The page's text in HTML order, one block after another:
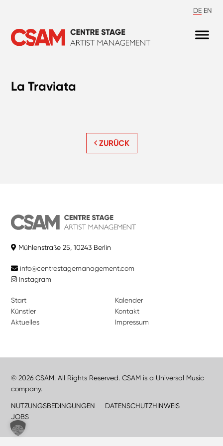
DE EN
La Traviata
ZURÜCK
Mühlenstraße 25, 10243 Berlin
info@centrestagemanagement.com
Instagram
Start
Künstler
Aktuelles
Kalender
Kontakt
Impressum
© 2026 CSAM. All Rights Reserved. CSAM is a Universal Music
company.
NUTZUNGSBEDINGUNGEN
DATENSCHUTZHINWEIS
JOBS